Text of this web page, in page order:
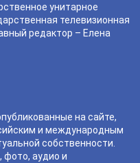
унитарное
телевизионная
редактор – Елена
на сайте,
и международным
собственности.
фото, аудио и